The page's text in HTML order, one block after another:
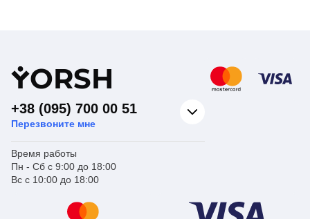
YORSH
+38 (095) 700 00 51
Перезвоните мне
Время работы
Пн - Сб с 9:00 до 18:00
Вс с 10:00 до 18:00